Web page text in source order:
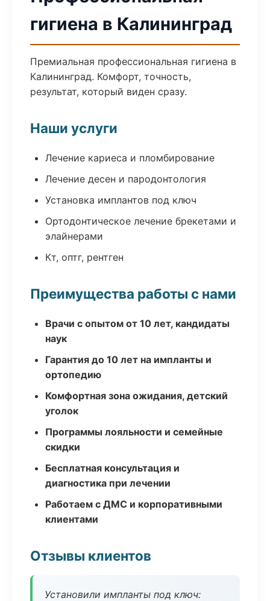
гигиена в Калининград
Премиальная профессиональная гигиена в
Калининград. Комфорт, точность,
результат, который виден сразу.
Наши услуги
Лечение кариеса и пломбирование
Лечение десен и пародонтология
Установка имплантов под ключ
Ортодонтическое лечение брекетами и
элайнерами
Кт, оптг, рентген
Преимущества работы с нами
Врачи с опытом от 10 лет, кандидаты
наук
Гарантия до 10 лет на импланты и
ортопедию
Комфортная зона ожидания, детский
уголок
Программы лояльности и семейные
скидки
Бесплатная консультация и
диагностика при лечении
Работаем с ДМС и корпоративными
клиентами
Отзывы клиентов
Установили импланты под ключ: